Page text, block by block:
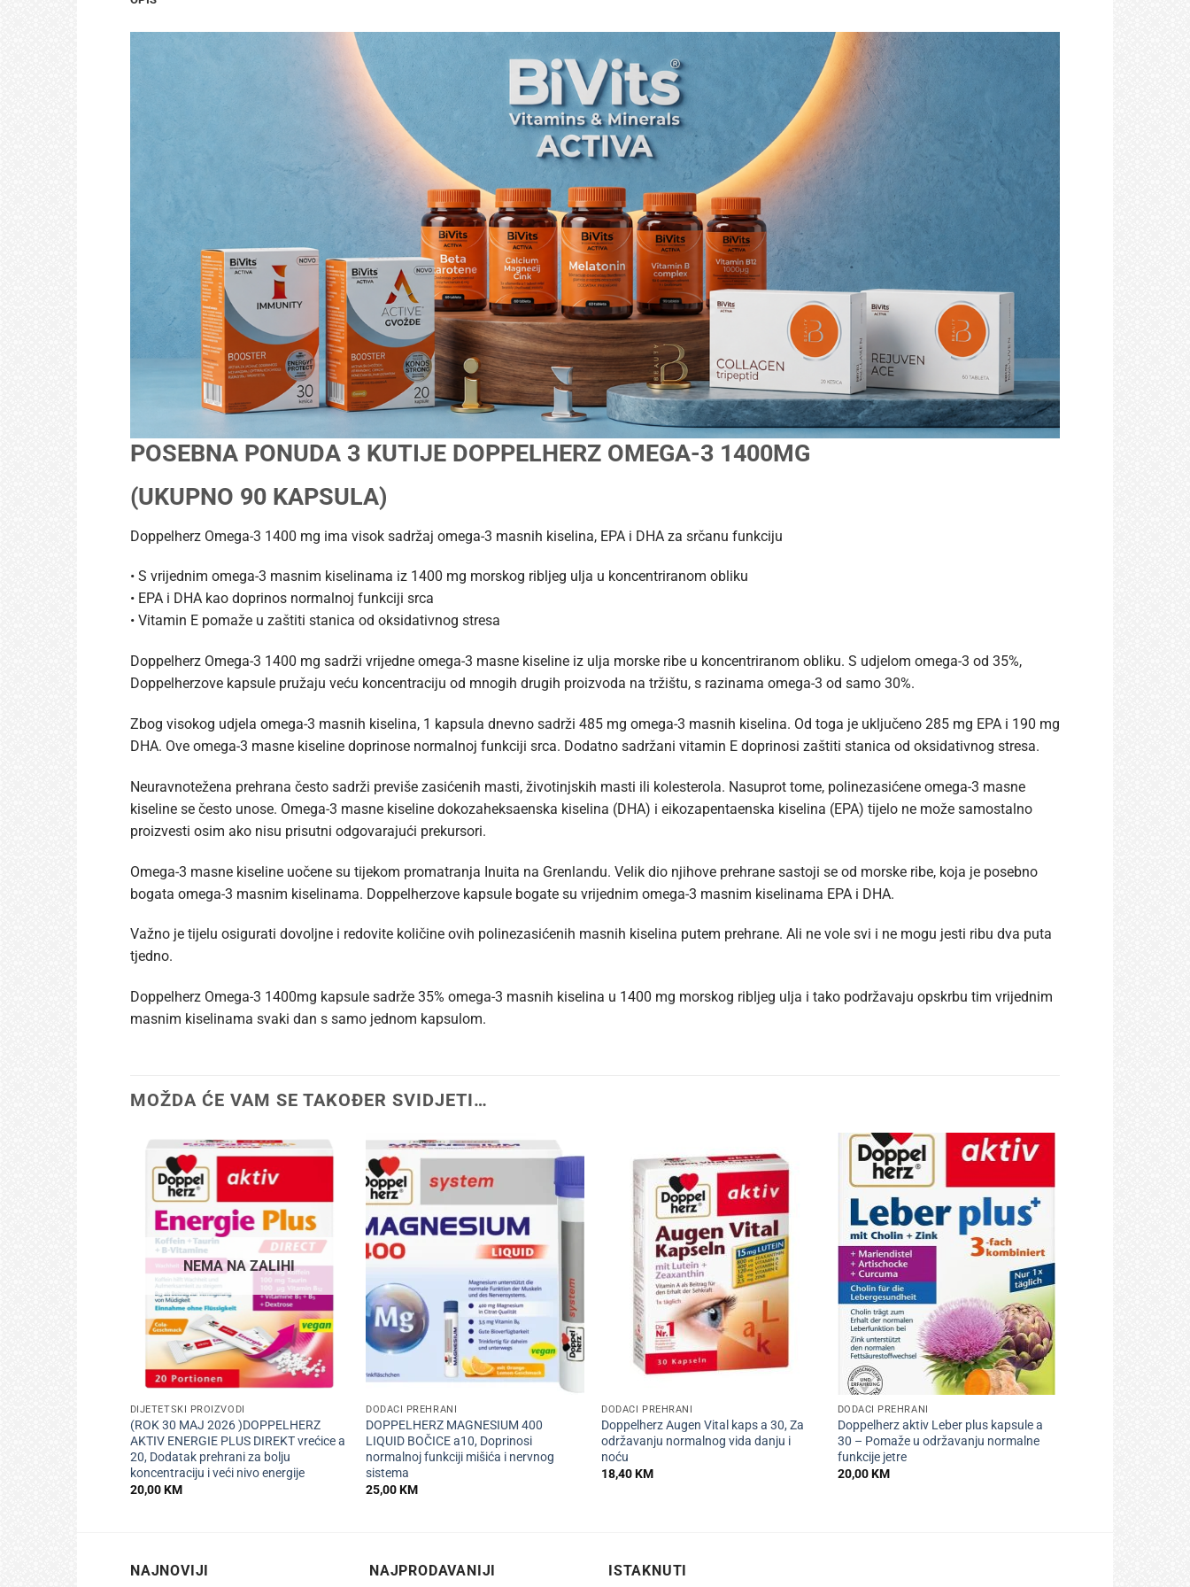
POSEBNA PONUDA 3 KUTIJE DOPPELHERZ OMEGA-3 1400MG
(UKUPNO 90 KAPSULA)
Doppelherz Omega-3 1400 mg ima visok sadržaj omega-3 masnih kiselina, EPA i DHA za srčanu funkciju
• S vrijednim omega-3 masnim kiselinama iz 1400 mg morskog ribljeg ulja u koncentriranom obliku
• EPA i DHA kao doprinos normalnoj funkciji srca
• Vitamin E pomaže u zaštiti stanica od oksidativnog stresa
Doppelherz Omega-3 1400 mg sadrži vrijedne omega-3 masne kiseline iz ulja morske ribe u koncentriranom obliku. S udjelom omega-3 od 35%,
Doppelherzove kapsule pružaju veću koncentraciju od mnogih drugih proizvoda na tržištu, s razinama omega-3 od samo 30%.
Zbog visokog udjela omega-3 masnih kiselina, 1 kapsula dnevno sadrži 485 mg omega-3 masnih kiselina. Od toga je uključeno 285 mg EPA i 190 mg
DHA. Ove omega-3 masne kiseline doprinose normalnoj funkciji srca. Dodatno sadržani vitamin E doprinosi zaštiti stanica od oksidativnog stresa.
Neuravnotežena prehrana često sadrži previše zasićenih masti, životinjskih masti ili kolesterola. Nasuprot tome, polinezasićene omega-3 masne
kiseline se često unose. Omega-3 masne kiseline dokozaheksaenska kiselina (DHA) i eikozapentaenska kiselina (EPA) tijelo ne može samostalno
proizvesti osim ako nisu prisutni odgovarajući prekursori.
Omega-3 masne kiseline uočene su tijekom promatranja Inuita na Grenlandu. Velik dio njihove prehrane sastoji se od morske ribe, koja je posebno
bogata omega-3 masnim kiselinama. Doppelherzove kapsule bogate su vrijednim omega-3 masnim kiselinama EPA i DHA.
Važno je tijelu osigurati dovoljne i redovite količine ovih polinezasićenih masnih kiselina putem prehrane. Ali ne vole svi i ne mogu jesti ribu dva puta
tjedno.
Doppelherz Omega-3 1400mg kapsule sadrže 35% omega-3 masnih kiselina u 1400 mg morskog ribljeg ulja i tako podržavaju opskrbu tim vrijednim
masnim kiselinama svaki dan s samo jednom kapsulom.
MOŽDA ĆE VAM SE TAKOĐER SVIDJETI…
+
NEMA NA ZALIHI
DIJETETSKI PROIZVODI
(ROK 30 MAJ 2026 )DOPPELHERZ
AKTIV ENERGIE PLUS DIREKT vrećice a
20, Dodatak prehrani za bolju
koncentraciju i veći nivo energije
20,00KM
+
DODACI PREHRANI
DOPPELHERZ MAGNESIUM 400
LIQUID BOČICE a10, Doprinosi
normalnoj funkciji mišića i nervnog
sistema
25,00KM
DODACI PREHRANI
Doppelherz Augen Vital kaps a 30, Za
održavanju normalnog vida danju i
noću
18,40KM
+
DODACI PREHRANI
Doppelherz aktiv Leber plus kapsule a
30 – Pomaže u održavanju normalne
funkcije jetre
20,00KM
NAJNOVIJI NAJPRODAVANIJI ISTAKNUTI